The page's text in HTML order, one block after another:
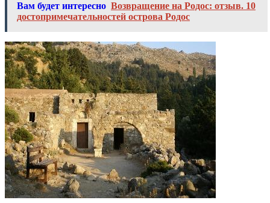
Вам будет интересно Возвращение на Родос: отзыв. 10
достопримечательностей острова Родос